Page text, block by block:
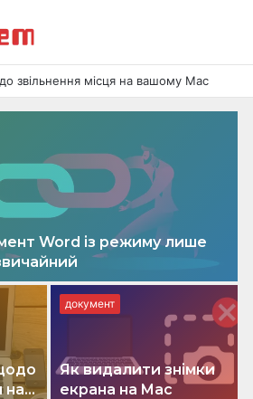
звільнення місця на вашому Mac
Word із режиму лише
на
документ
Як видалити знімки
екрана на Mac